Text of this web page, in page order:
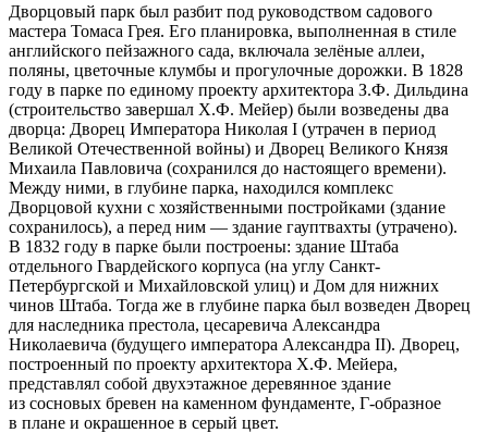
Дворцовый парк был разбит под руководством садового
мастера Томаса Грея. Его планировка, выполненная в стиле
английского пейзажного сада, включала зелёные аллеи,
поляны, цветочные клумбы и прогулочные дорожки. В 1828
году в парке по единому проекту архитектора З.Ф. Дильдина
(строительство завершал Х.Ф. Мейер) были возведены два
дворца: Дворец Императора Николая I (утрачен в период
Великой Отечественной войны) и Дворец Великого Князя
Михаила Павловича (сохранился до настоящего времени).
Между ними, в глубине парка, находился комплекс
Дворцовой кухни с хозяйственными постройками (здание
сохранилось), а перед ним — здание гауптвахты (утрачено).
В 1832 году в парке были построены: здание Штаба
отдельного Гвардейского корпуса (на углу Санкт-
Петербургской и Михайловской улиц) и Дом для нижних
чинов Штаба. Тогда же в глубине парка был возведен Дворец
для наследника престола, цесаревича Александра
Николаевича (будущего императора Александра II). Дворец,
построенный по проекту архитектора Х.Ф. Мейера,
представлял собой двухэтажное деревянное здание
из сосновых бревен на каменном фундаменте, Г-образное
в плане и окрашенное в серый цвет.